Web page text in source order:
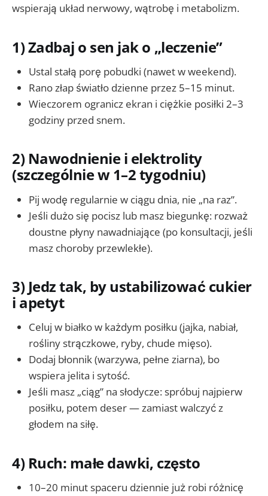
wspierają układ nerwowy, wątrobę i metabolizm.
1) Zadbaj o sen jak o „leczenie”
Ustal stałą porę pobudki (nawet w weekend).
Rano złap światło dzienne przez 5–15 minut.
Wieczorem ogranicz ekran i ciężkie posiłki 2–3
godziny przed snem.
2) Nawodnienie i elektrolity
(szczególnie w 1–2 tygodniu)
Pij wodę regularnie w ciągu dnia, nie „na raz”.
Jeśli dużo się pocisz lub masz biegunkę: rozważ
doustne płyny nawadniające (po konsultacji, jeśli
masz choroby przewlekłe).
3) Jedz tak, by ustabilizować cukier
i apetyt
Celuj w białko w każdym posiłku (jajka, nabiał,
rośliny strączkowe, ryby, chude mięso).
Dodaj błonnik (warzywa, pełne ziarna), bo
wspiera jelita i sytość.
Jeśli masz „ciąg” na słodycze: spróbuj najpierw
posiłku, potem deser — zamiast walczyć z
głodem na siłę.
4) Ruch: małe dawki, często
10–20 minut spaceru dziennie już robi różnicę